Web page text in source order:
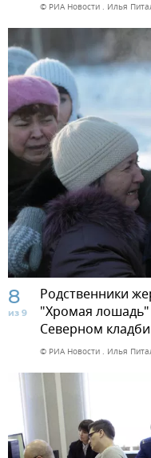
© РИА Новости . Илья
8
из 9
Родственники
"Хромая
Северном
© РИА Новости . Илья